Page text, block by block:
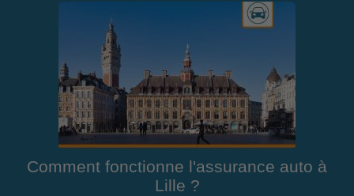
Comment fonctionne l'assurance auto à
Lille ?